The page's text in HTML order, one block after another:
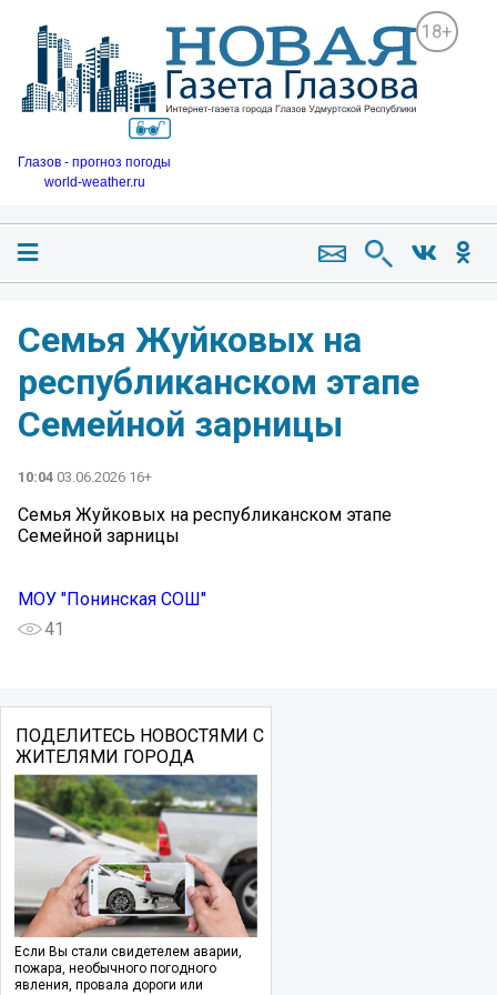
18+
Глазов - прогноз погоды
world-weather.ru
Семья Жуйковых на
республиканском этапе
Семейной зарницы
10:04 03.06.2026 16+
Семья Жуйковых на республиканском этапе
Семейной зарницы
МОУ "Понинская СОШ"
41
ПОДЕЛИТЕСЬ НОВОСТЯМИ С
ЖИТЕЛЯМИ ГОРОДА
Если Вы стали свидетелем аварии,
пожара, необычного погодного
явления, провала дороги или